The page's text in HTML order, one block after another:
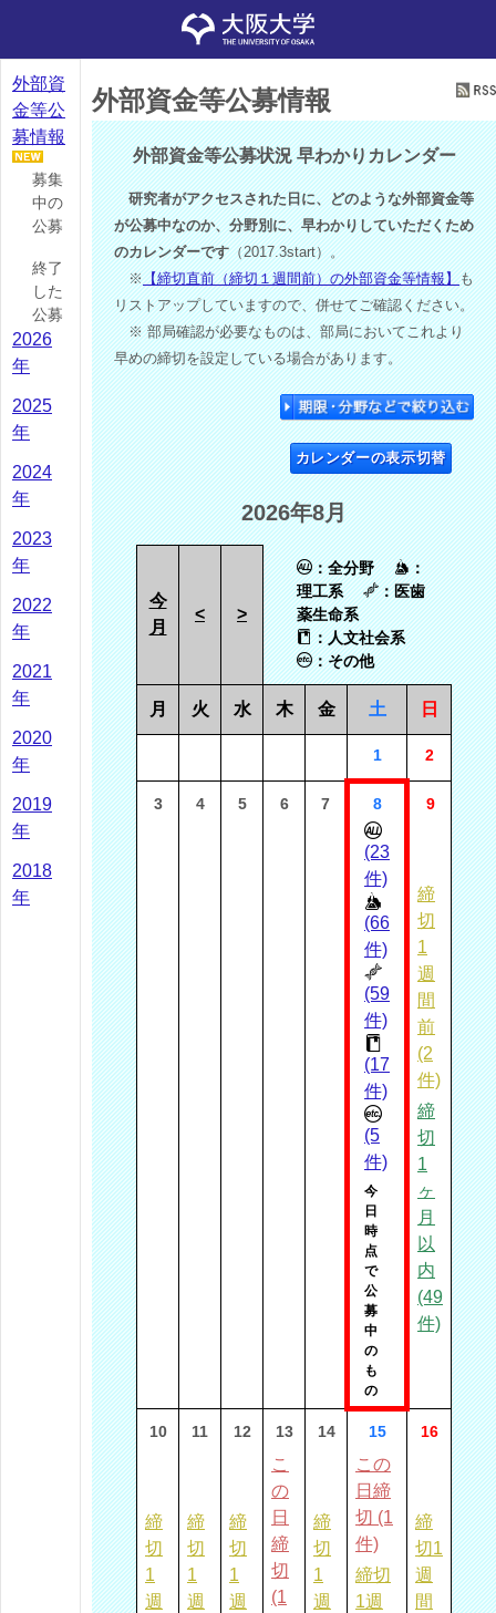
外部資
金等公
募情報
募集
中の
公募
終了
した
公募
2026
年
2025
年
2024
年
2023
年
2022
年
2021
年
2020
年
2019
年
2018
年
外部資金等公募情報
外部資金等公募状況 早わかりカレンダー
研究者がアクセスされた日に、どのような外部資金等
が公募中なのか、分野別に、早わかりしていただくため
のカレンダーです（2017.3start）。
※【締切直前（締切１週間前）の外部資金等情報】も
リストアップしていますので、併せてご確認ください。
※ 部局確認が必要なものは、部局においてこれより
早めの締切を設定している場合があります。
カレンダーの表示切替
2026年8月
今
月
< >
：全分野
：
理工系
：医歯
薬生命系
：人文社会系
：その他
月 火 水 木 金 土 日
1 2
3 4 5 6 7 8
(23
件)
(66
件)
(59
件)
(17
件)
(5
件)
今
日
時
点
で
公
募
中
の
も
の
9
締
切
1
週
間
前
(2
件)
締
切
1
ヶ
月
以
内
(49
件)
10
締
切
1
週
11
締
切
1
週
12
締
切
1
週
13
こ
の
日
締
切
(1
14
締
切
1
週
15
この
日締
切 (1
件)
締切
1週
16
締
切1
週
間